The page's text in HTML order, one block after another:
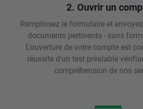
2. Ouvrir un
Remplissez le formulaire et
documents pertinents - sans
L'ouverture de votre compte est
réussite d'un test préalable
compréhension de nos